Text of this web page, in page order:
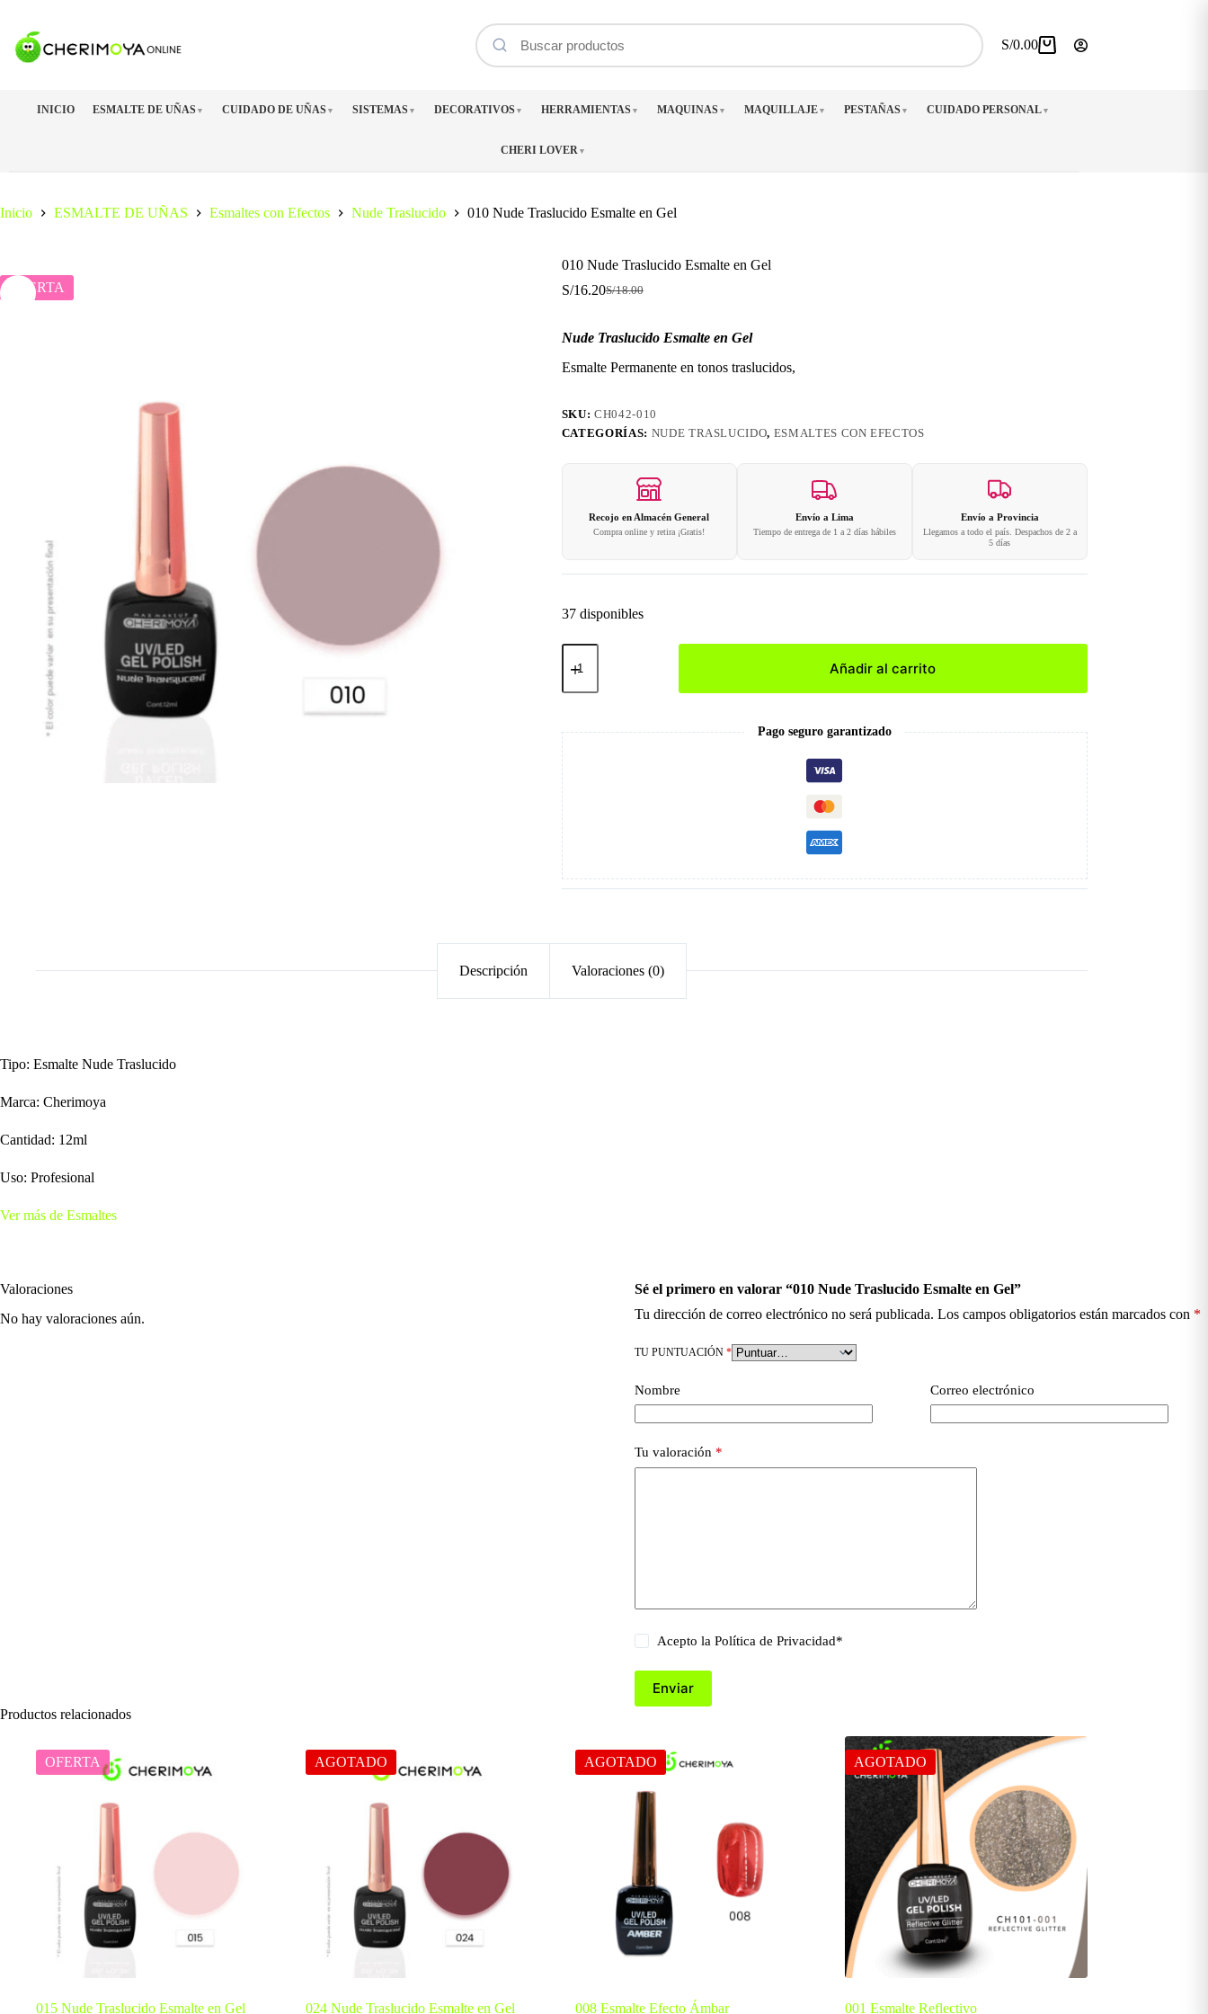
contenido
Carro
S/0.00
INICIO ESMALTE DE UÑAS ▼ CUIDADO DE UÑAS ▼ SISTEMAS ▼ DECORATIVOS ▼ HERRAMIENTAS ▼ MAQUINAS ▼ MAQUILLAJE ▼ PESTAÑAS ▼ CUIDADO PERSONAL ▼
CHERI LOVER ▼
Inicio ESMALTE DE UÑAS Esmaltes con Efectos Nude Traslucido 010 Nude Traslucido Esmalte en Gel
OFERTA
010 Nude Traslucido Esmalte en Gel
S/18.00
El
original
era:
S/18.00.
S/16.20El
actual
es:
S/16.20.
Nude Traslucido Esmalte en Gel
Esmalte Permanente en tonos traslucidos,
SKU:CH042-010
CATEGORÍAS: NUDE TRASLUCIDO, ESMALTES CON EFECTOS
Recojo en Almacén General
Compra online y retira ¡Gratis!
Envío a Lima
Tiempo de entrega de 1 a 2 días hábiles
Envío a Provincia
Llegamos a todo el país. Despachos de 2 a
5 días
37 disponibles
010
Nude
Esmalte
cantidad
Añadir al carrito
Pago seguro garantizado
Descripción Valoraciones (0)
Tipo: Esmalte Nude Traslucido
Marca: Cherimoya
Cantidad: 12ml
Uso: Profesional
Ver más de Esmaltes
Valoraciones
No hay valoraciones aún.
Sé el primero en valorar “010 Nude Traslucido Esmalte en Gel”
Tu dirección de correo electrónico no será publicada. Los campos obligatorios están marcados con *
TU PUNTUACIÓN *
Nombre Correo electrónico
Tu valoración *
Acepto la Política de Privacidad*
Enviar
Productos relacionados
OFERTA
015 Nude Traslucido Esmalte en Gel
AGOTADO
024 Nude Traslucido Esmalte en Gel
AGOTADO
008 Esmalte Efecto Ámbar
AGOTADO
001 Esmalte Reflectivo